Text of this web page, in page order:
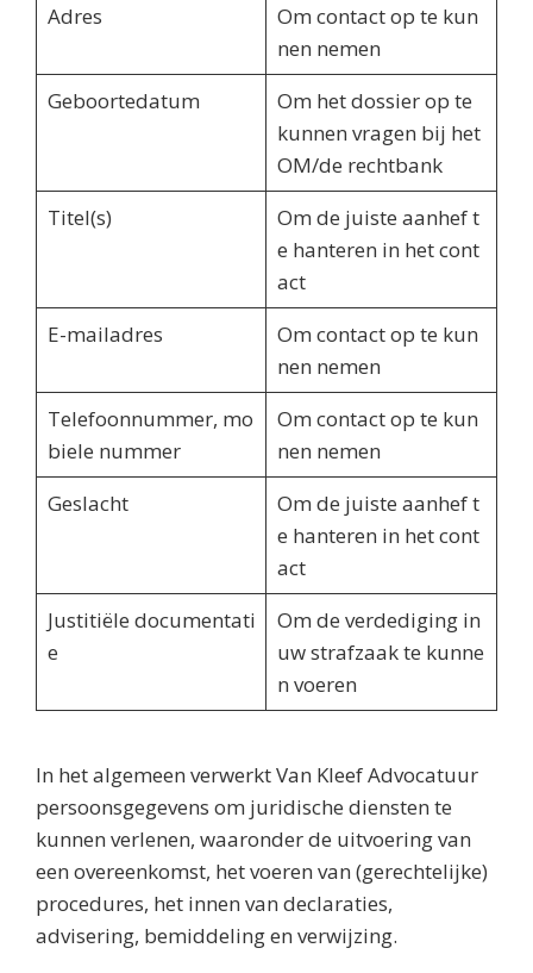
Adres
Om contact op te kun
nen nemen
Geboortedatum
Om het dossier op te
kunnen vragen bij het
OM/de rechtbank
Titel(s)
Om de juiste aanhef t
e hanteren in het cont
act
E-mailadres
Om contact op te kun
nen nemen
Telefoonnummer, mo
biele nummer
Om contact op te kun
nen nemen
Geslacht
Om de juiste aanhef t
e hanteren in het cont
act
Justitiële documentati
e
Om de verdediging in
uw strafzaak te kunne
n voeren
In het algemeen verwerkt Van Kleef Advocatuur
persoonsgegevens om juridische diensten te
kunnen verlenen, waaronder de uitvoering van
een overeenkomst, het voeren van (gerechtelijke)
procedures, het innen van declaraties,
advisering, bemiddeling en verwijzing.